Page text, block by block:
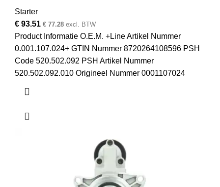
Starter
€ 93.51 € 77.28 excl. BTW
Product Informatie O.E.M. +Line Artikel Nummer
0.001.107.024+ GTIN Nummer 8720264108596 PSH
Code 520.502.092 PSH Artikel Nummer
520.502.092.010 Origineel Nummer 0001107024